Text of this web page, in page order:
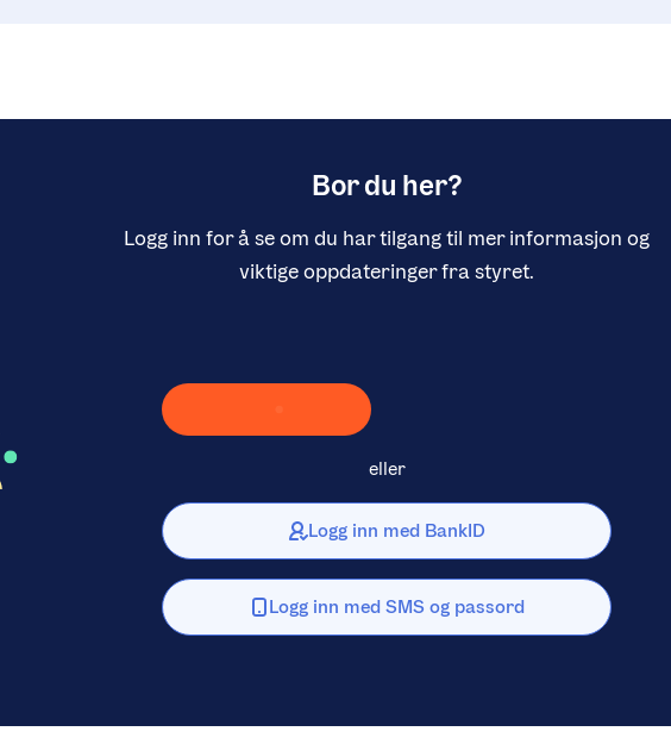
Bor du her?
Logg inn for å se om du har tilgang til mer informasjon og
viktige oppdateringer fra styret.
eller
Logg inn med BankID
Logg inn med SMS og passord